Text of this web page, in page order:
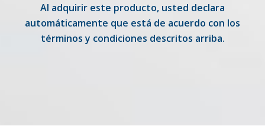
Al adquirir este producto, usted declara
automáticamente que está de acuerdo con los
términos y condiciones descritos arriba.